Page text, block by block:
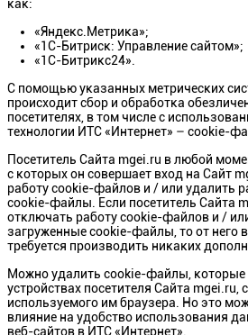
как:
«Яндекс.Метрика»;
«1С-Битриск: Управление сайтом»;
«1С-Битрикс24».
С помощью указанных метрических
происходит сбор и обработка
посетителях, в том числе с
технологии ИТС «Интернет» – cookie-
Посетитель Сайта mgei.ru в любой
с которых он совершает вход на Сайт
работу cookie-файлов и / или удалить
cookie-файлы. Если посетитель Сайта
отключать работу cookie-файлов и /
загруженные cookie-файлы, то от него
требуется производить никаких
Можно удалить cookie-файлы, которые
устройствах посетителя Сайта mgei.ru,
используемого им браузера. Но это
влияние на удобство использования
веб-сайтов в ИТС «Интернет».